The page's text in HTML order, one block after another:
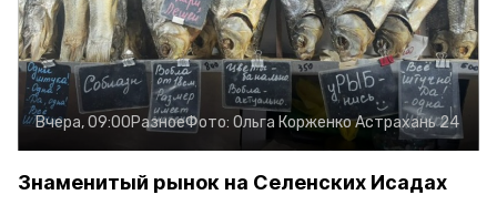
Вчера, 09:00РазноеФото: Ольга КорженкоАстрахань 24
Знаменитый рынок на Селенских Исадах